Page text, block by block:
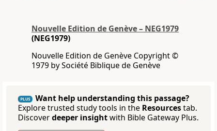
Nouvelle Edition de Genève – NEG1979
(NEG1979)
Nouvelle Edition de Genève Copyright ©
1979 by Société Biblique de Genève
PLUS
Want help understanding this passage?
Explore trusted study tools in the Resourcestab.
Discoverdeeper insightwith Bible Gateway Plus.